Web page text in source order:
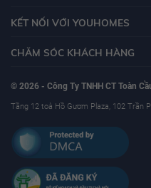
KẾT NỐI VỚI YOUHOMES
CHĂM SÓC KHÁCH HÀNG
© 2026 - Công Ty TNHH CT Toàn
Tầng 12 toà Hồ Gươm Plaza, 102 Trần